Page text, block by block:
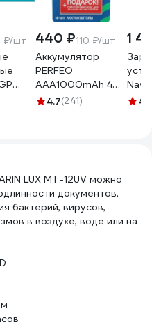
₽/шт 440 ₽110 ₽/шт
Аккумулятор
PERFEO
AAA1000mAh 4
шт блистер бокс
4.7(241)
1
415,4.8
LUX MT-12UV можно
документов,
бактерий, вирусов,
в воздухе, воде или на